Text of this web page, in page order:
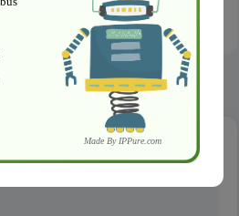
我的框架插件